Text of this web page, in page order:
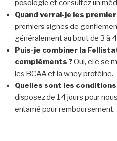
posologie et consultez un
Quand verrai-je les
premiers signes de
généralement au bout de 3 à
Puis-je combiner la
compléments ?Oui, elle se
les BCAA et la whey protéine.
Quelles sont les
disposez de 14 jours pour
entamé pour remboursement.